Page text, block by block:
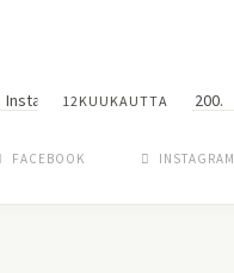
12KUUKAUTTA
Instagram did not return a 200.
FACEBOOK INSTAGRAM